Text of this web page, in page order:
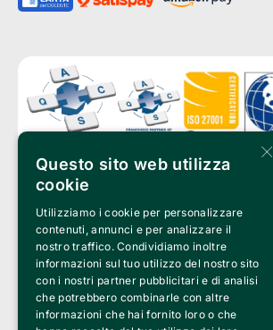
Clappit is a trademark of:
Bemils Srl
a Socio Unico
Via Fosse Ardeatine, 4 -20092 Cinisello Balsamo (MI)
PI 05589050961
Iscr. C.C.I.A.A. Milano R.E.A. 1833471
© 2010-2025 Bemils Srl - All rights reserved
Credits:
×
Questo sito web utilizza
cookie
Utilizziamo i cookie per personalizzare
contenuti, annunci e per analizzare il
nostro traffico. Condividiamo inoltre
informazioni sul tuo utilizzo del nostro sito
con i nostri partner pubblicitari e di analisi
che potrebbero combinarle con altre
informazioni che hai fornito loro o che